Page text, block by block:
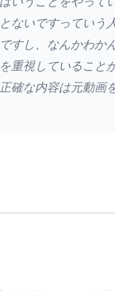
ないですってい
すし、なんかわ
重視していること
な内容は元動画